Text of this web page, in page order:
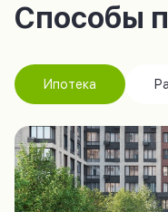
Способы
Ипотека